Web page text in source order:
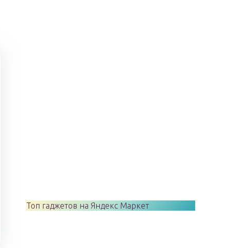
Топ гаджетов на Яндекс Маркет